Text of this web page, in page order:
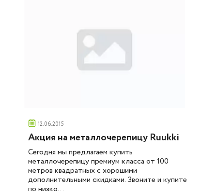
12.06.2015
Акция на металлочерепицу Ruukki
Сегодня мы предлагаем купить
металлочерепицу премиум класса от 100
метров квадратных с хорошими
дополнительными скидками. Звоните и купите
по низко...